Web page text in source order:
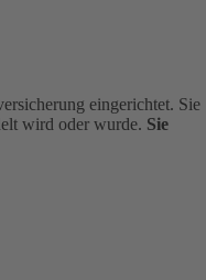
eingerichtet. Sie
wird oder wurde. Sie